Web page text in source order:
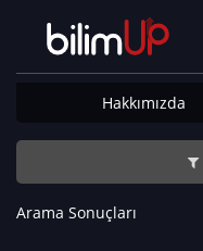
Hakkımızda
Arama Sonuçları